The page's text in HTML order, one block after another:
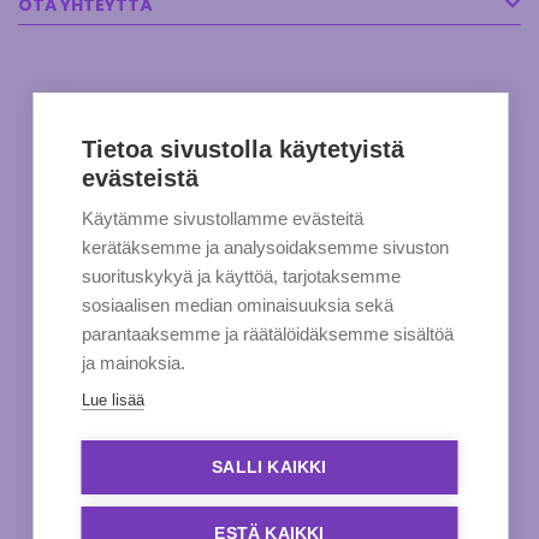
OTA YHTEYTTÄ
Tietoa sivustolla käytetyistä
evästeistä
Käytämme sivustollamme evästeitä
kerätäksemme ja analysoidaksemme sivuston
suorituskykyä ja käyttöä, tarjotaksemme
sosiaalisen median ominaisuuksia sekä
parantaaksemme ja räätälöidäksemme sisältöä
ja mainoksia.
Lue lisää
SALLI KAIKKI
ESTÄ KAIKKI